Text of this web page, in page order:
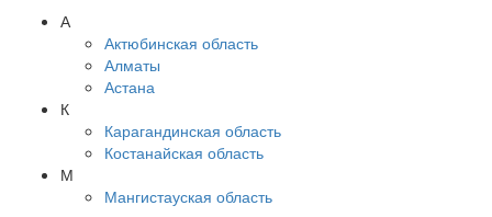
А
Актюбинская область
Алматы
Астана
К
Карагандинская область
Костанайская область
М
Мангистауская область